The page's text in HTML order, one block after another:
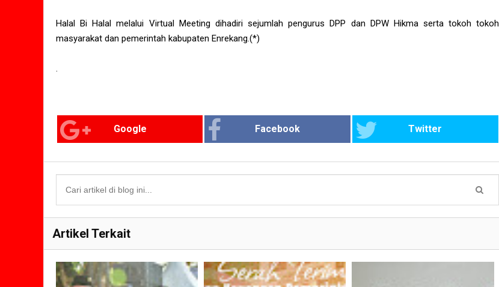
Halal Bi Halal melalui Virtual Meeting dihadiri sejumlah pengurus DPP dan DPW Hikma serta tokoh tokoh
masyarakat dan pemerintah kabupaten Enrekang.(*)
.
Google Facebook Twitter
Artikel Terkait